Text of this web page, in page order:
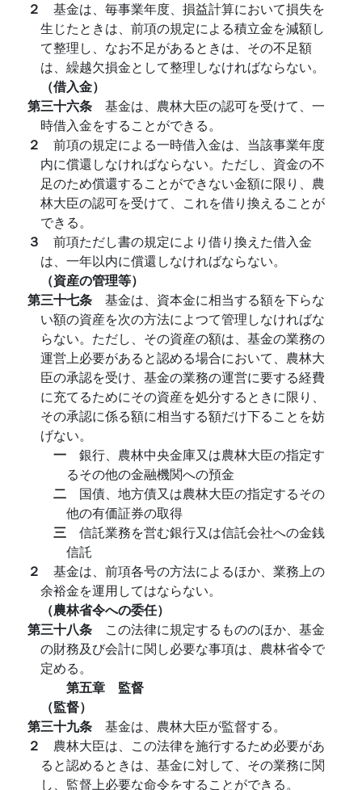
２ 基金は、毎事業年度、損益計算において損失を
生じたときは、前項の規定による積立金を減額し
て整理し、なお不足があるときは、その不足額
は、繰越欠損金として整理しなければならない。
（借入金）
第三十六条 基金は、農林大臣の認可を受けて、一
時借入金をすることができる。
２ 前項の規定による一時借入金は、当該事業年度
内に償還しなければならない。ただし、資金の不
足のため償還することができない金額に限り、農
林大臣の認可を受けて、これを借り換えることが
できる。
３ 前項ただし書の規定により借り換えた借入金
は、一年以内に償還しなければならない。
（資産の管理等）
第三十七条 基金は、資本金に相当する額を下らな
い額の資産を次の方法によつて管理しなければな
らない。ただし、その資産の額は、基金の業務の
運営上必要があると認める場合において、農林大
臣の承認を受け、基金の業務の運営に要する経費
に充てるためにその資産を処分するときに限り、
その承認に係る額に相当する額だけ下ることを妨
げない。
一 銀行、農林中央金庫又は農林大臣の指定す
るその他の金融機関への預金
二 国債、地方債又は農林大臣の指定するその
他の有価証券の取得
三 信託業務を営む銀行又は信託会社への金銭
信託
２ 基金は、前項各号の方法によるほか、業務上の
余裕金を運用してはならない。
（農林省令への委任）
第三十八条 この法律に規定するもののほか、基金
の財務及び会計に関し必要な事項は、農林省令で
定める。
第五章 監督
（監督）
第三十九条 基金は、農林大臣が監督する。
２ 農林大臣は、この法律を施行するため必要があ
ると認めるときは、基金に対して、その業務に関
し、監督上必要な命令をすることができる。